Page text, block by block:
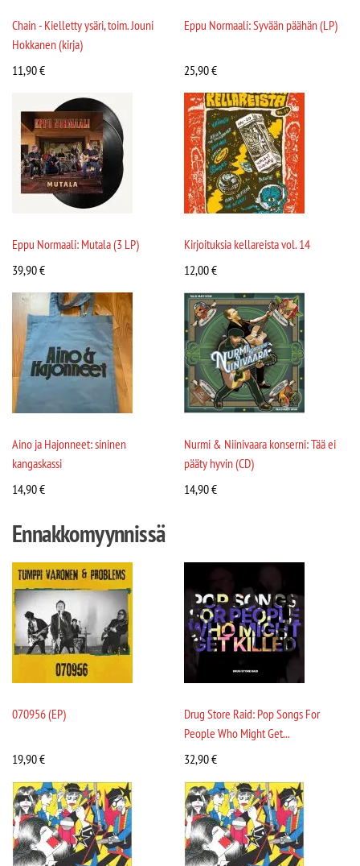
Chain - Kielletty ysäri, toim. Jouni
Hokkanen (kirja)
11,90€
Eppu Normaali: Syvään päähän (LP)
25,90€
Eppu Normaali: Mutala (3 LP)
39,90€
Kirjoituksia kellareista vol. 14
12,00€
Aino ja Hajonneet: sininen
kangaskassi
14,90€
Nurmi & Niinivaara konserni: Tää ei
pääty hyvin (CD)
14,90€
Ennakkomyynnissä
070956 (EP)
19,90€
Drug Store Raid: Pop Songs For
People Who Might Get...
32,90€